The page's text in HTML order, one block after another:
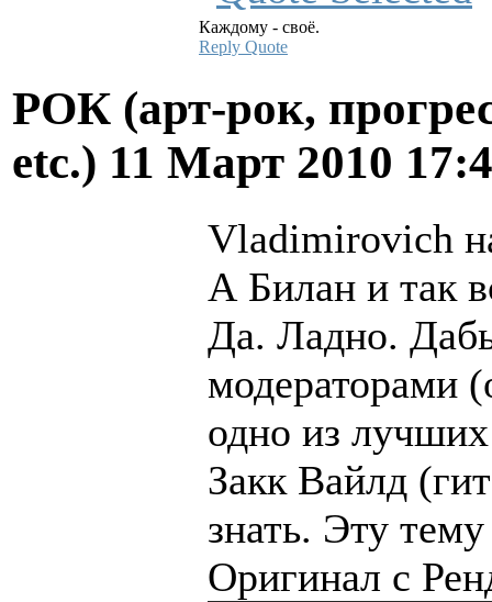
Каждому - своё.
Reply Quote
РОК (арт-рок,
etc.) 11 Март 2010
Vladimirovich
А Билан и так
Да. Ладно.
модераторами
одно из
Закк Вайлд
знать. Эту
Оригинал с